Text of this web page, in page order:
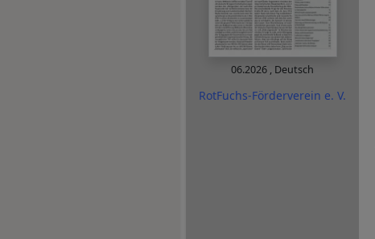
06.2026 , Deutsch
RotFuchs-Förderverein e. V.